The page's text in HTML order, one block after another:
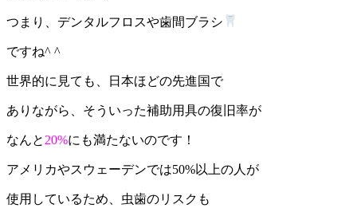
つまり、デンタルフロスや歯間ブラシ
ですね^ ^
世界的に見ても、日本ほどの先進国で
ありながら、そういった補助用具の復旧率が
なんと 20%にも満たないのです！
アメリカやスウェーデンでは50%以上の人が
使用しているため、虫歯のリスクも